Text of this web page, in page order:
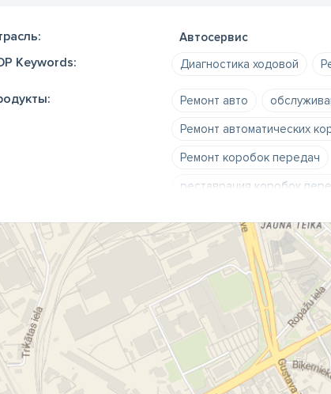
Автосервис
Keywords: Диагностика ходовой
Ремонт авто
Ремонт автоматических
Ремонт коробок передач
реставрация коробок
Ремонт трансмиссии
монтаж коробок передач
наложение коробок
автосервис
Автосервис – для
ремонт автоматической